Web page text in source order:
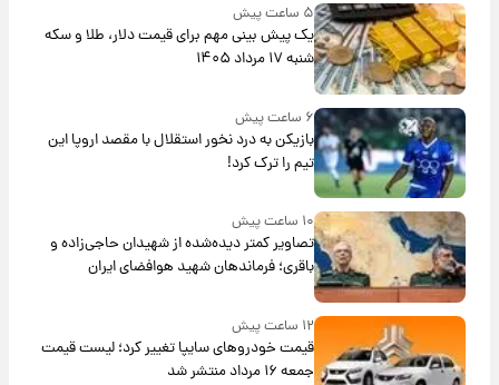
۵ ساعت پیش
یک پیش ‌بینی مهم برای قیمت دلار، طلا و سکه
شنبه ۱۷ مرداد ۱۴۰۵
۶ ساعت پیش
بازیکن به درد نخور استقلال با مقصد اروپا این
تیم را ترک کرد!
۱۰ ساعت پیش
تصاویر کمتر دیده‌شده از شهیدان حاجی‌زاده و
باقری؛ فرماندهان شهید هوافضای ایران
۱۲ ساعت پیش
قیمت خودروهای سایپا تغییر کرد؛ لیست قیمت
جمعه ۱۶ مرداد منتشر شد